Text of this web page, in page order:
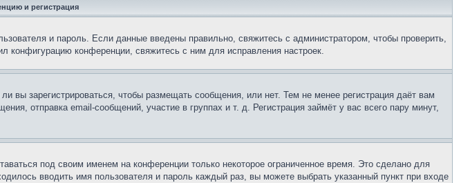
и регистрация
и пароль. Если данные введены правильно, свяжитесь с администратором, чтобы проверить,
конфигурацию конференции, свяжитесь с ним для исправления настроек.
вы зарегистрироваться, чтобы размещать сообщения, или нет. Тем не менее регистрация даёт вам
отправка email-сообщений, участие в группах и т. д. Регистрация займёт у вас всего пару минут,
под своим именем на конференции только некоторое ограниченное время. Это сделано для
вводить имя пользователя и пароль каждый раз, вы можете выбрать указанный пункт при входе